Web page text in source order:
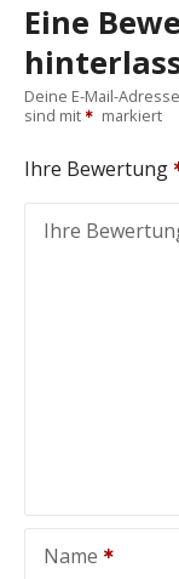
Eine
Deine E-Mail-
sind mit
markiert
Ihre Bewertung
Ihre
Name